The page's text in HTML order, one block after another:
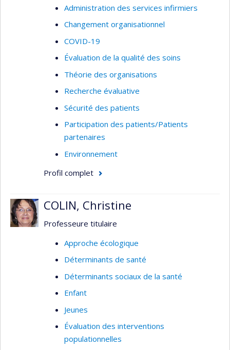
Administration des services infirmiers
Changement organisationnel
COVID-19
Évaluation de la qualité des soins
Théorie des organisations
Recherche évaluative
Sécurité des patients
Participation des patients/Patients
partenaires
Environnement
Profil complet
COLIN, Christine
Professeure titulaire
Approche écologique
Déterminants de santé
Déterminants sociaux de la santé
Enfant
Jeunes
Évaluation des interventions
populationnelles